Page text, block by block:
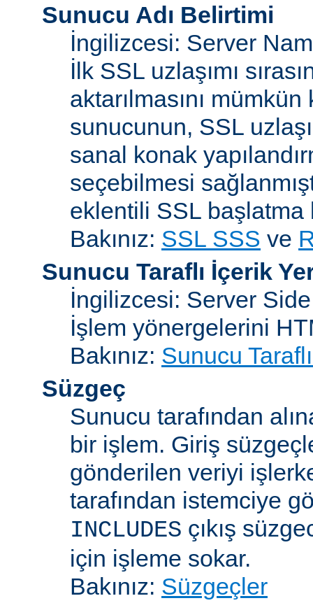
Sunucu Adı Belirtimi
İngilizcesi: Server
İlk SSL uzlaşımı
aktarılmasını
sunucunun, SSL
sanal konak
seçebilmesi
eklentili SSL
Bakınız: SSL SSS ve
Sunucu Taraflı İçerik
İngilizcesi: Server
İşlem yönergelerini
Bakınız: Sunucu
Süzgeç
Sunucu tarafından
bir işlem. Giriş
gönderilen veriyi
tarafından istemciye
INCLUDES çıkış
için işleme sokar.
Bakınız: Süzgeçler